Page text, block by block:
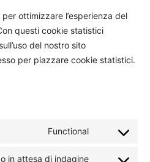
ottimizzare l’esperienza del
questi cookie statistici
del nostro sito
per piazzare cookie statistici.
Functional
Consent
in attesa di indagine